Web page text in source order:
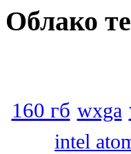
Облако
160 гб wxga
intel